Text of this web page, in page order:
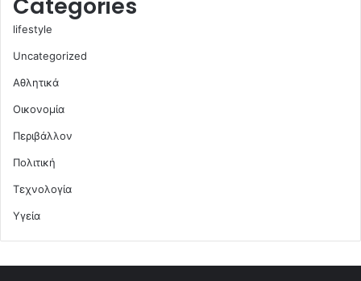
Categories
lifestyle
Uncategorized
Αθλητικά
Οικονομία
Περιβάλλον
Πολιτική
Τεχνολογία
Υγεία